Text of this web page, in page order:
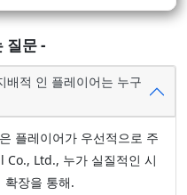
질문 -
적 인 플레이어는 누구
플레이어가 우선적으로 주
Co., Ltd., 누가 실질적인 시
확장을 통해.